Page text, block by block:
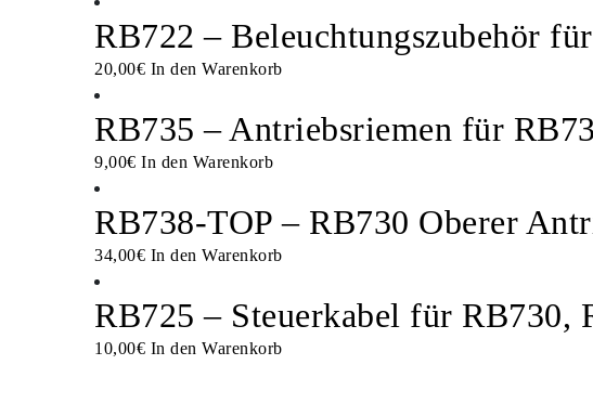
RB722 – Beleuchtungszubehör
20,00€ In den Warenkorb
RB735 – Antriebsriemen für
9,00€ In den Warenkorb
RB738-TOP – RB730 Oberer
34,00€ In den Warenkorb
RB725 – Steuerkabel für RB730,
10,00€ In den Warenkorb